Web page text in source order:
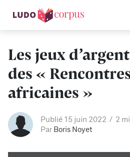
Les jeux
des «
africaines »
Publié 15 juin 2022
2
Par Boris Noyet